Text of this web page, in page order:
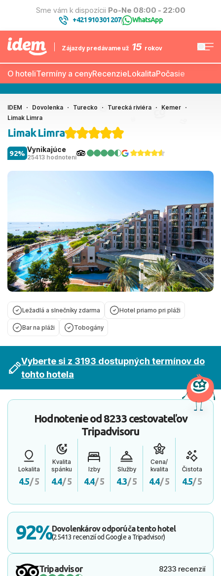
Sme vám k dispozícii Po-Ne 08:00 - 22:00
+421 910 301 207| WhatsApp
Zájazdy predávame už 15 rokov
O hoteliTermíny a cenyRecenzieLokalitaPočasie
IDEM Dovolenka Turecko Turecká riviéra
Kemer
Limak Limra
Limak Limra
Vynikajúce
25413 hodnotení
92%
Ležadlá a slnečníky zdarma Hotel priamo pri pláži
Bar na pláži Tobogány
Vyberte si z 3193 dostupných termínov do
tohto hotela
Hodnotenie od 8233 cestovateľov
Tripadvisoru
Lokalita
4.5/ 5
Kvalita
spánku
4.4/ 5
Izby
4.4/ 5
Služby
4.3/ 5
Cena/
kvalita
4.4/ 5
Čistota
4.5/ 5
92%Dovolenkárov odporúča tento hotel
(25413 recenzií od Google a Tripadvisor)
Tripadvisor 8233 recenzií